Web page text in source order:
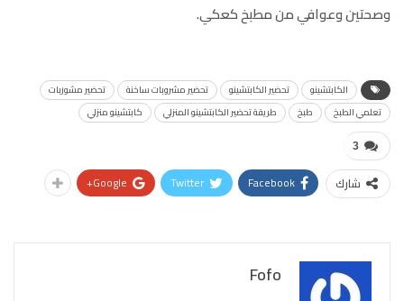
وصحتين وعوافي من مطبخ كعكي.
الكابتشينو تحضير الكابتشينو تحضير مشروبات ساخنة
تحضير مشوربات
تعلمي الطبخ
طبخ طريقة تحضير الكابتشينو المنزلي كابتشينو منزلي
3
شارك Facebook
Twitter
Google+
Fofo